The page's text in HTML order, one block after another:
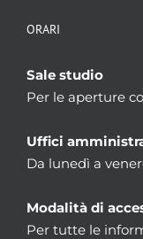
ORARI
Sale studio
Per le aperture
Uffici
Da lunedì a
Modalità di
Per tutte le